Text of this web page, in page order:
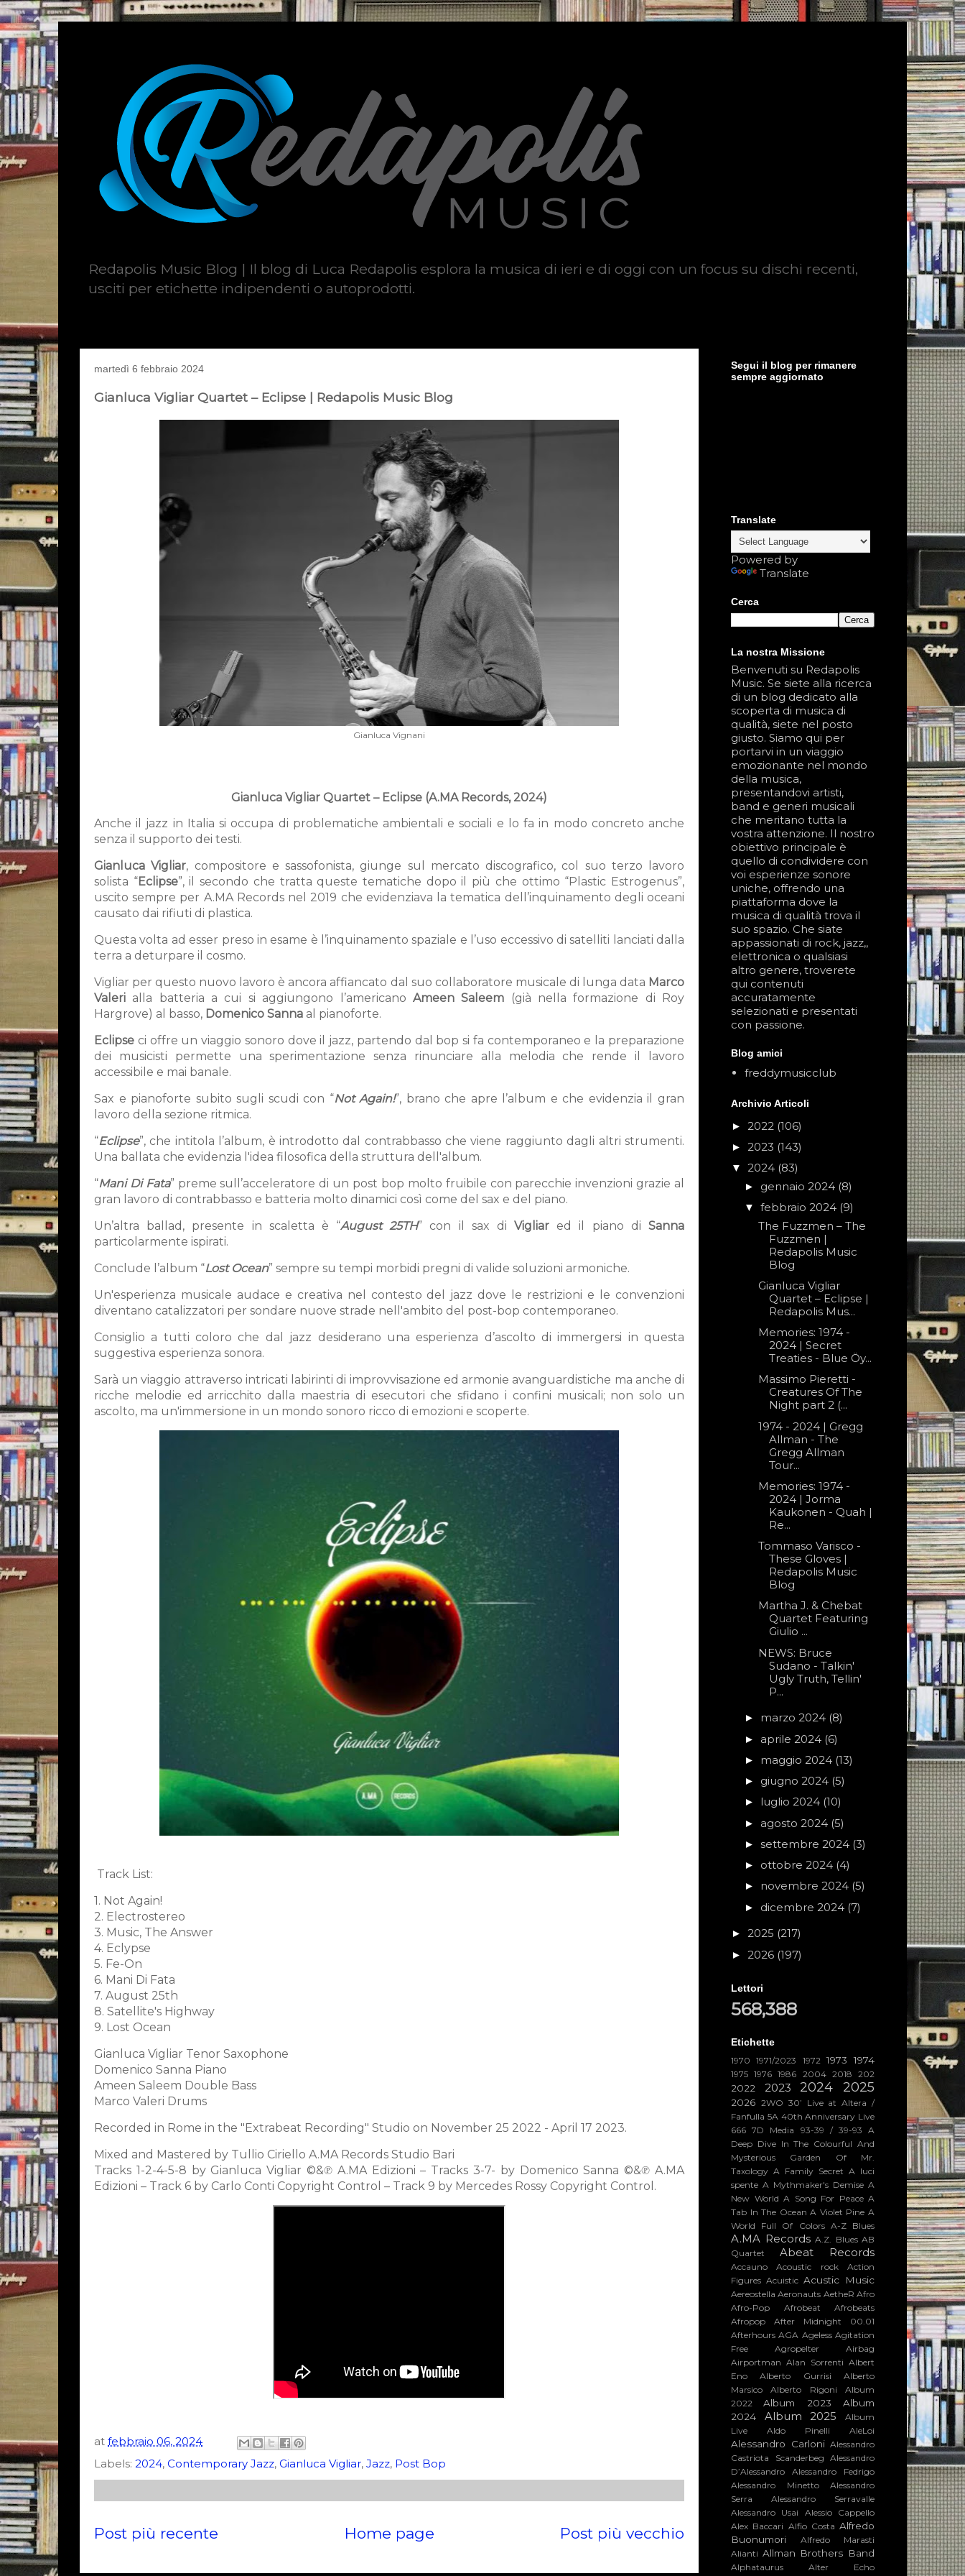
Redapolis Music Blog | Il blog di Luca Redapolis esplora la musica di ieri e di oggi con un focus su dischi recenti,
usciti per etichette indipendenti o autoprodotti.
martedì 6 febbraio 2024
Gianluca Vigliar Quartet – Eclipse | Redapolis Music Blog
Gianluca Vignani
Gianluca Vigliar Quartet – Eclipse (A.MA Records, 2024)
Anche il jazz in Italia si occupa di problematiche ambientali e sociali e lo fa in modo concreto anche
senza il supporto dei testi.
Gianluca Vigliar, compositore e sassofonista, giunge sul mercato discografico, col suo terzo lavoro
solista “Eclipse”, il secondo che tratta queste tematiche dopo il più che ottimo “Plastic Estrogenus”,
uscito sempre per A.MA Records nel 2019 che evidenziava la tematica dell’inquinamento degli oceani
causato dai rifiuti di plastica.
Questa volta ad esser preso in esame è l’inquinamento spaziale e l’uso eccessivo di satelliti lanciati dalla
terra a deturpare il cosmo.
Vigliar per questo nuovo lavoro è ancora affiancato dal suo collaboratore musicale di lunga data Marco
Valeri alla batteria a cui si aggiungono l’americano Ameen Saleem (già nella formazione di Roy
Hargrove) al basso, Domenico Sanna al pianoforte.
Eclipse ci offre un viaggio sonoro dove il jazz, partendo dal bop si fa contemporaneo e la preparazione
dei musicisti permette una sperimentazione senza rinunciare alla melodia che rende il lavoro
accessibile e mai banale.
Sax e pianoforte subito sugli scudi con “Not Again!”, brano che apre l’album e che evidenzia il gran
lavoro della sezione ritmica.
“Eclipse”, che intitola l’album, è introdotto dal contrabbasso che viene raggiunto dagli altri strumenti.
Una ballata che evidenzia l'idea filosofica della struttura dell'album.
“Mani Di Fata” preme sull’acceleratore di un post bop molto fruibile con parecchie invenzioni grazie al
gran lavoro di contrabbasso e batteria molto dinamici così come del sax e del piano.
Un’altra ballad, presente in scaletta è “August 25TH” con il sax diVigliar ed il piano diSanna
particolarmente ispirati.
Conclude l’album “Lost Ocean” sempre su tempi morbidi pregni di valide soluzioni armoniche.
Un'esperienza musicale audace e creativa nel contesto del jazz dove le restrizioni e le convenzioni
diventano catalizzatori per sondare nuove strade nell'ambito del post-bop contemporaneo.
Consiglio a tutti coloro che dal jazz desiderano una esperienza d’ascolto di immergersi in questa
suggestiva esperienza sonora.
Sarà un viaggio attraverso intricati labirinti di improvvisazione ed armonie avanguardistiche ma anche di
ricche melodie ed arricchito dalla maestria di esecutori che sfidano i confini musicali; non solo un
ascolto, ma un'immersione in un mondo sonoro ricco di emozioni e scoperte.
Track List:
1. Not Again!
2. Electrostereo
3. Music, The Answer
4. Eclypse
5. Fe-On
6. Mani Di Fata
7. August 25th
8. Satellite's Highway
9. Lost Ocean
Gianluca Vigliar Tenor Saxophone
Domenico Sanna Piano
Ameen Saleem Double Bass
Marco Valeri Drums
Recorded in Rome in the "Extrabeat Recording" Studio on November 25 2022 - April 17 2023.
Mixed and Mastered by Tullio Ciriello A.MA Records Studio Bari
Tracks 1-2-4-5-8 by Gianluca Vigliar ©&℗ A.MA Edizioni – Tracks 3-7- by Domenico Sanna ©&℗ A.MA
Edizioni – Track 6 by Carlo Conti Copyright Control – Track 9 by Mercedes Rossy Copyright Control.
at febbraio 06, 2024
Labels: 2024, Contemporary Jazz, Gianluca Vigliar, Jazz, Post Bop
Post più recente Post più vecchio
Home page
Segui il blog per rimanere
sempre aggiornato
Translate
Powered by
Translate
Cerca
La nostra Missione
Benvenuti su Redapolis
Music. Se siete alla ricerca
di un blog dedicato alla
scoperta di musica di
qualità, siete nel posto
giusto. Siamo qui per
portarvi in un viaggio
emozionante nel mondo
della musica,
presentandovi artisti,
band e generi musicali
che meritano tutta la
vostra attenzione. Il nostro
obiettivo principale è
quello di condividere con
voi esperienze sonore
uniche, offrendo una
piattaforma dove la
musica di qualità trova il
suo spazio. Che siate
appassionati di rock, jazz,,
elettronica o qualsiasi
altro genere, troverete
qui contenuti
accuratamente
selezionati e presentati
con passione.
Blog amici
freddymusicclub
Archivio Articoli
► 2022 (106)
► 2023 (143)
▼ 2024 (83)
► gennaio 2024 (8)
▼ febbraio 2024 (9)
The Fuzzmen – The
Fuzzmen |
Redapolis Music
Blog
Gianluca Vigliar
Quartet – Eclipse |
Redapolis Mus...
Memories: 1974 -
2024 | Secret
Treaties - Blue Öy...
Massimo Pieretti -
Creatures Of The
Night part 2 (...
1974 - 2024 | Gregg
Allman - The
Gregg Allman
Tour...
Memories: 1974 -
2024 | Jorma
Kaukonen - Quah |
Re...
Tommaso Varisco -
These Gloves |
Redapolis Music
Blog
Mar­tha J. & Che­bat
Quar­tet Fea­tu­ring
Giu­lio ...
NEWS: Bruce
Sudano - Talkin'
Ugly Truth, Tellin'
P...
► marzo 2024 (8)
► aprile 2024 (6)
► maggio 2024 (13)
► giugno 2024 (5)
► luglio 2024 (10)
► agosto 2024 (5)
► settembre 2024 (3)
► ottobre 2024 (4)
► novembre 2024 (5)
► dicembre 2024 (7)
► 2025 (217)
► 2026 (197)
Lettori
568,388
Etichette
1970 1971/2023 1972 1973 1974
1975 1976 1986 2004 2018 202
2022 2023 2024 2025
2026 2WO 30’ Live at Altera /
Fanfulla 5A 40th Anniversary Live
666 7D Media 93-39 / 39-93
A
Deep Dive In The Colourful And
Mysterious Garden Of Mr.
Taxology A Family Secret A luci
spente A Mythmaker's Demise A
New World A Song For Peace A
Tab In The Ocean A Violet Pine A
World Full Of Colors A-Z Blues
A.MA Records A.Z. Blues AB
Quartet
Abeat Records
Accauno Acoustic rock
Action
Figures Acuistic Acustic Music
Aereostella Aeronauts AetheR Afro
Afro-Pop
Afrobeat
Afrobeats
Afropop
After Midnight 00.01
Afterhours AGA Ageless Agitation
Free
Agropelter
Airbag
Airportman Alan Sorrenti Albert
Eno
Alberto Gurrisi
Alberto
Marsico
Alberto Rigoni
Album
2022
Album 2023
Album
2024
Album 2025
Album
Live
Aldo Pinelli AleLoi
Alessandro Carloni Alessandro
Castriota Scanderbeg Alessandro
D’Alessandro
Alessandro Fedrigo
Alessandro Minetto
Alessandro
Serra
Alessandro Serravalle
Alessandro Usai
Alessio Cappello
Alex Baccari Alfio Costa Alfredo
Buonumori
Alfredo Marasti
Alianti Allman Brothers Band
Alphataurus
Alter Echo